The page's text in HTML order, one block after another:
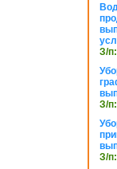
З/
З/
З/